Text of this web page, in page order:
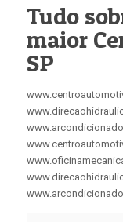
Tudo
maior
SP